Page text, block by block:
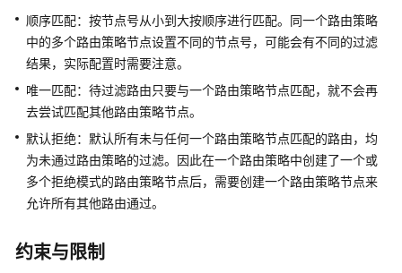
档
下
载
通
用
参
考
品
术
顺序匹配：按节点号从小到大按顺序进行匹配。同一个路由策略
中的多个路由策略节点设置不同的节点号，可能会有不同的过滤
结果，实际配置时需要注意。
唯一匹配：待过滤路由只要与一个路由策略节点匹配，就不会再
去尝试匹配其他路由策略节点。
默认拒绝：默认所有未与任何一个路由策略节点匹配的路由，均
为未通过路由策略的过滤。因此在一个路由策略中创建了一个或
多个拒绝模式的路由策略节点后，需要创建一个路由策略节点来
允许所有其他路由通过。
约束与限制